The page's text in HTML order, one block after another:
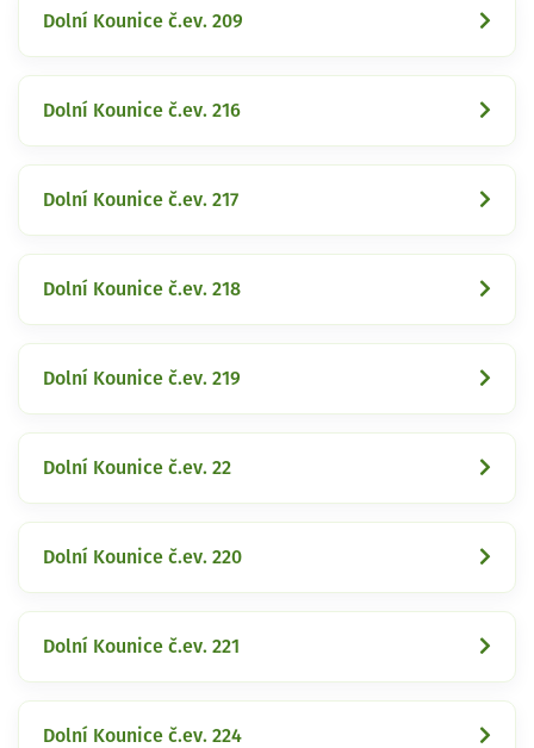
Dolní Kounice č.ev. 209
Dolní Kounice č.ev. 216
Dolní Kounice č.ev. 217
Dolní Kounice č.ev. 218
Dolní Kounice č.ev. 219
Dolní Kounice č.ev. 22
Dolní Kounice č.ev. 220
Dolní Kounice č.ev. 221
Dolní Kounice č.ev. 224